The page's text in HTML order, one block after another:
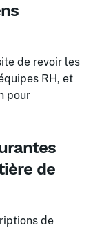
de revoir les
RH, et
pour
de
de